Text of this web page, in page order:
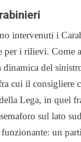
intervenuti i
per i rilievi. Come
dinamica del
cui il consigliere
Lega, in quel
sul lato
un